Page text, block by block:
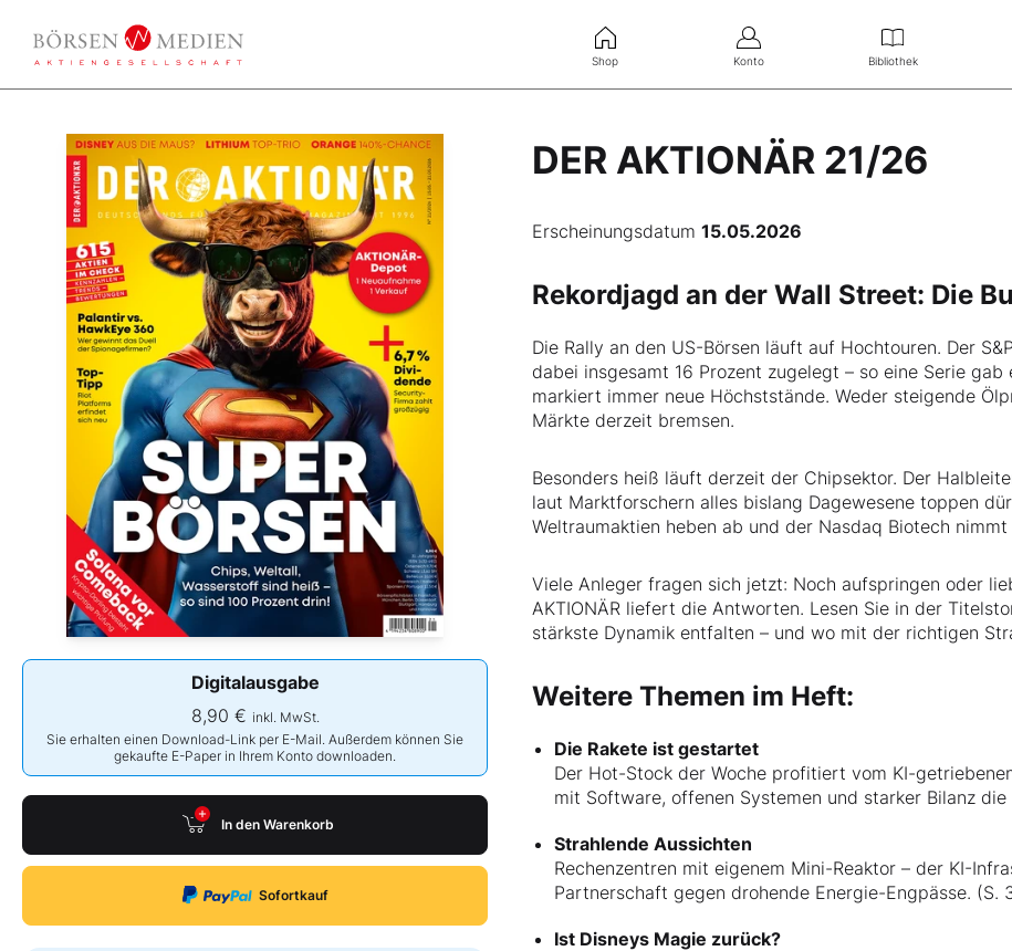
Shop Konto Bibliothek
DER AKTIONÄR 21/26
Erscheinungsdatum15.05.2026
Digitalausgabe
8,90 € inkl. MwSt.
Sie erhalten einen Download-Link per E-Mail. Außerdem können Sie
gekaufte E-Paper in Ihrem Konto downloaden.
In den Warenkorb
Sofortkauf
Rekordjagd an der Wall Street: Die
Die Rally an den US-Börsen läuft auf Hochtouren. Der
dabei insgesamt 16 Prozent zugelegt – so eine Serie
markiert immer neue Höchststände. Weder steigende
Märkte derzeit bremsen.
Besonders heiß läuft derzeit der Chipsektor. Der
laut Marktforschern alles bislang Dagewesene toppen
Weltraumaktien heben ab und der Nasdaq Biotech nimmt
Viele Anleger fragen sich jetzt: Noch aufspringen oder
AKTIONÄR liefert die Antworten. Lesen Sie in der
stärkste Dynamik entfalten – und wo mit der richtigen
Weitere Themen im Heft:
Die Rakete ist gestartet
Der Hot-Stock der Woche profitiert vom KI-
mit Software, offenen Systemen und starker Bilanz
Strahlende Aussichten
Rechenzentren mit eigenem Mini-Reaktor – der KI-
Partnerschaft gegen drohende Energie-Engpässe. (S.
Ist Disneys Magie zurück?